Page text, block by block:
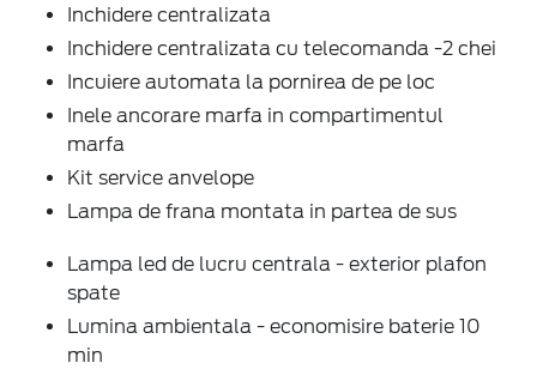
Inchidere centralizata
Inchidere centralizata cu telecomanda -2 chei
Incuiere automata la pornirea de pe loc
Inele ancorare marfa in compartimentul
marfa
Kit service anvelope
Lampa de frana montata in partea de sus
Lampa led de lucru centrala - exterior plafon
spate
Lumina ambientala - economisire baterie 10
min